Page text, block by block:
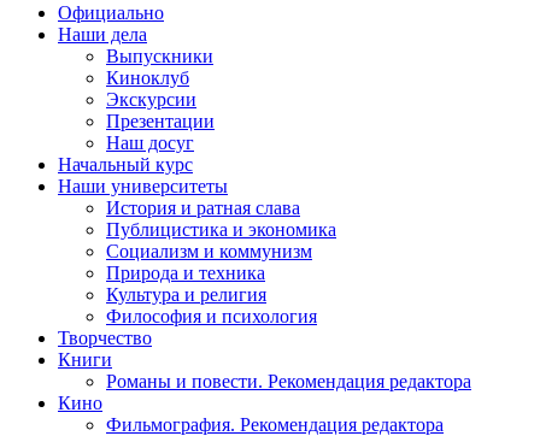
Официально
Наши дела
Выпускники
Киноклуб
Экскурсии
Презентации
Наш досуг
Начальный курс
Наши университеты
История и ратная слава
Публицистика и экономика
Социализм и коммунизм
Природа и техника
Культура и религия
Философия и психология
Творчество
Книги
Романы и повести. Рекомендация редактора
Кино
Фильмография. Рекомендация редактора